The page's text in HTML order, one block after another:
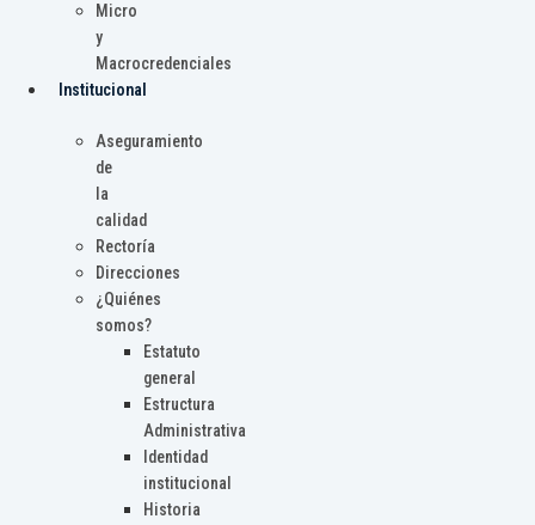
Micro
y
Macrocredenciales
Institucional
Aseguramiento
de
la
calidad
Rectoría
Direcciones
¿Quiénes
somos?
Estatuto
general
Estructura
Administrativa
Identidad
institucional
Historia